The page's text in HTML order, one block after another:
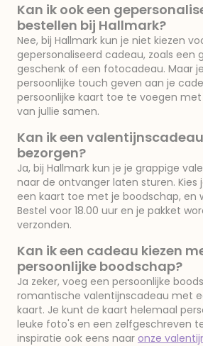
Kan ik ook een
bestellen bij Hallmark?
Nee, bij Hallmark kun je niet kiezen
gepersonaliseerd cadeau, zoals een
geschenk of een fotocadeau. Maar
persoonlijke touch geven aan je
persoonlijke kaart toe te voegen
van jullie samen.
Kan ik een
bezorgen?
Ja, bij Hallmark kun je je grappige
naar de ontvanger laten sturen. Kies
een kaart toe met je boodschap, en
Bestel voor 18.00 uur en je pakket
verzonden.
Kan ik een cadeau kiezen
persoonlijke boodschap?
Ja zeker, voeg een persoonlijke
romantische valentijnscadeau met
kaart. Je kunt de kaart helemaal
leuke foto's en een zelfgeschreven
inspiratie ook eens naar onze